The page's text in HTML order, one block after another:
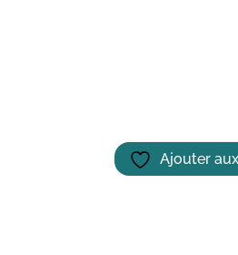
Ajouter